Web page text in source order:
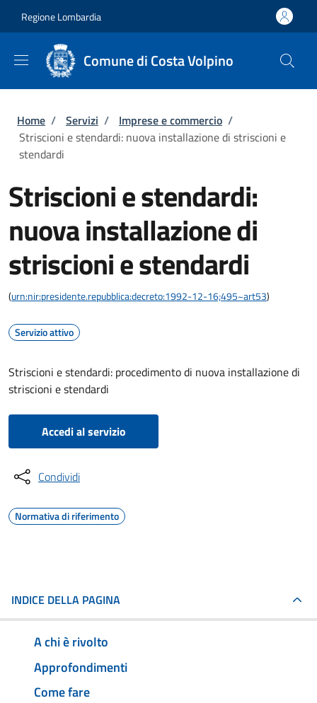
Regione Lombardia
Comune di Costa Volpino
Briciole di pane
Home / Servizi / Imprese e commercio /
Striscioni e stendardi: nuova installazione di striscioni e
stendardi
Striscioni e stendardi:
nuova installazione di
striscioni e stendardi
(urn:nir:presidente.repubblica:decreto:1992-12-16;495~art53)
Servizio attivo
Striscioni e stendardi: procedimento di nuova installazione di
striscioni e stendardi
Accedi al servizio
Condividi
Normativa di riferimento
INDICE DELLA PAGINA
A chi è rivolto
Approfondimenti
Come fare